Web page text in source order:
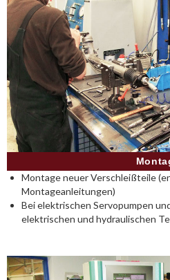
Montage neuer Verschleißteile
Montageanleitungen)
Bei elektrischen Servopumpen
elektrischen und hydraulischen